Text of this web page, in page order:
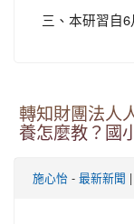
三、本研習自
轉知財團法人
養怎麼教？國
施心怡 - 最新新聞